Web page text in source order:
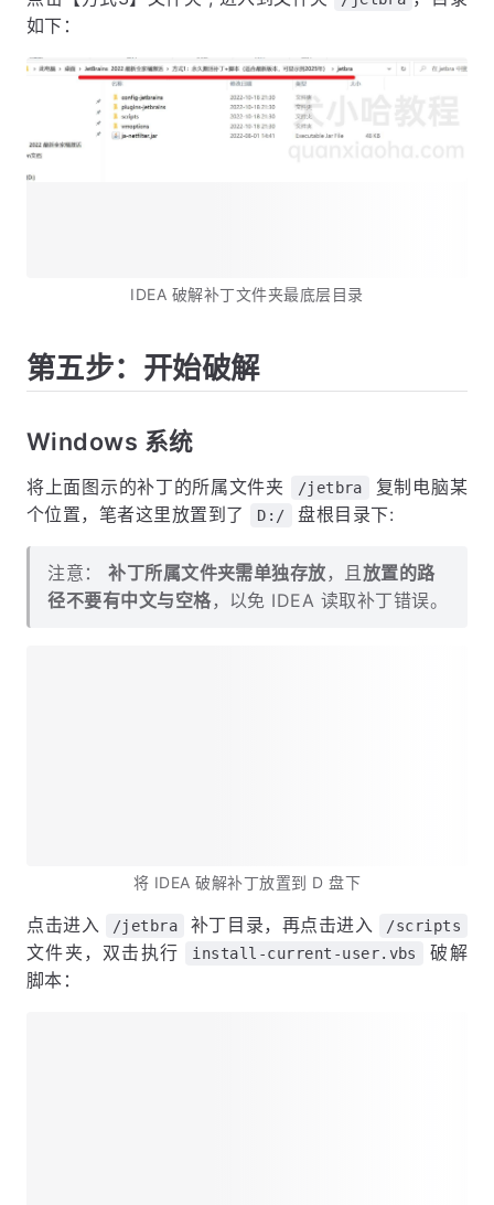
如下：
IDEA 破解补丁文件夹最底层目录
第五步：开始破解
Windows 系统
将上面图示的补丁的所属文件夹 /jetbra
复制电脑某
个位置，笔者这里放置到了
D:/ 盘根目录下:
注意：补丁所属文件夹需单独存放 ，且 放置的路
径不要有中文与空格 ，以免 IDEA 读取补丁错误。
将 IDEA 破解补丁放置到 D 盘下
点击进入 /jetbra 补丁目录，再点击进入 /scripts
文件夹，双击执行 install-current-user.vbs
破解
脚本：